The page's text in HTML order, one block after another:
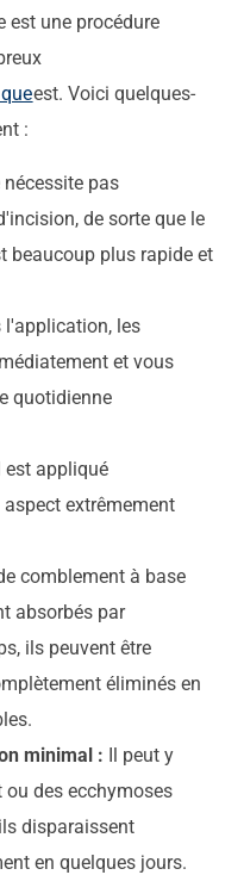
est une procédure
est. Voici quelques-
:
nécessite pas
de sorte que le
beaucoup plus rapide et
l'application, les
et vous
quotidienne
est appliqué
extrêmement
comblement à base
absorbés par
ils peuvent être
éliminés en
minimal : Il peut y
des ecchymoses
disparaissent
en quelques jours.